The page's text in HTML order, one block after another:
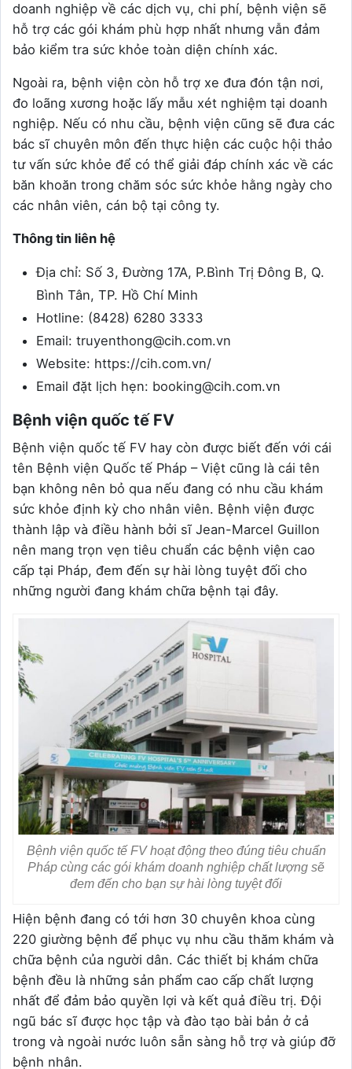
doanh nghiệp về các dịch vụ, chi phí, bệnh viện sẽ
hỗ trợ các gói khám phù hợp nhất nhưng vẫn đảm
bảo kiểm tra sức khỏe toàn diện chính xác.
Ngoài ra, bệnh viện còn hỗ trợ xe đưa đón tận nơi,
đo loãng xương hoặc lấy mẫu xét nghiệm tại doanh
nghiệp. Nếu có nhu cầu, bệnh viện cũng sẽ đưa các
bác sĩ chuyên môn đến thực hiện các cuộc hội thảo
tư vấn sức khỏe để có thể giải đáp chính xác về các
băn khoăn trong chăm sóc sức khỏe hằng ngày cho
các nhân viên, cán bộ tại công ty.
Thông tin liên hệ
Địa chỉ: Số 3, Đường 17A, P.Bình Trị Đông B, Q.
Bình Tân, TP. Hồ Chí Minh
Hotline: (8428) 6280 3333
Email: truyenthong@cih.com.vn
Website: https://cih.com.vn/
Email đặt lịch hẹn: booking@cih.com.vn
Bệnh viện quốc tế FV
Bệnh viện quốc tế FV hay còn được biết đến với cái
tên Bệnh viện Quốc tế Pháp – Việt cũng là cái tên
bạn không nên bỏ qua nếu đang có nhu cầu khám
sức khỏe định kỳ cho nhân viên. Bệnh viện được
thành lập và điều hành bởi sĩ Jean-Marcel Guillon
nên mang trọn vẹn tiêu chuẩn các bệnh viện cao
cấp tại Pháp, đem đến sự hài lòng tuyệt đối cho
những người đang khám chữa bệnh tại đây.
Bệnh viện quốc tế FV hoạt động theo đúng tiêu chuẩn
Pháp cùng các gói khám doanh nghiệp chất lượng sẽ
đem đến cho bạn sự hài lòng tuyệt đối
Hiện bệnh đang có tới hơn 30 chuyên khoa cùng
220 giường bệnh để phục vụ nhu cầu thăm khám và
chữa bệnh của người dân. Các thiết bị khám chữa
bệnh đều là những sản phẩm cao cấp chất lượng
nhất để đảm bảo quyền lợi và kết quả điều trị. Đội
ngũ bác sĩ được học tập và đào tạo bài bản ở cả
trong và ngoài nước luôn sẵn sàng hỗ trợ và giúp đỡ
bệnh nhân.